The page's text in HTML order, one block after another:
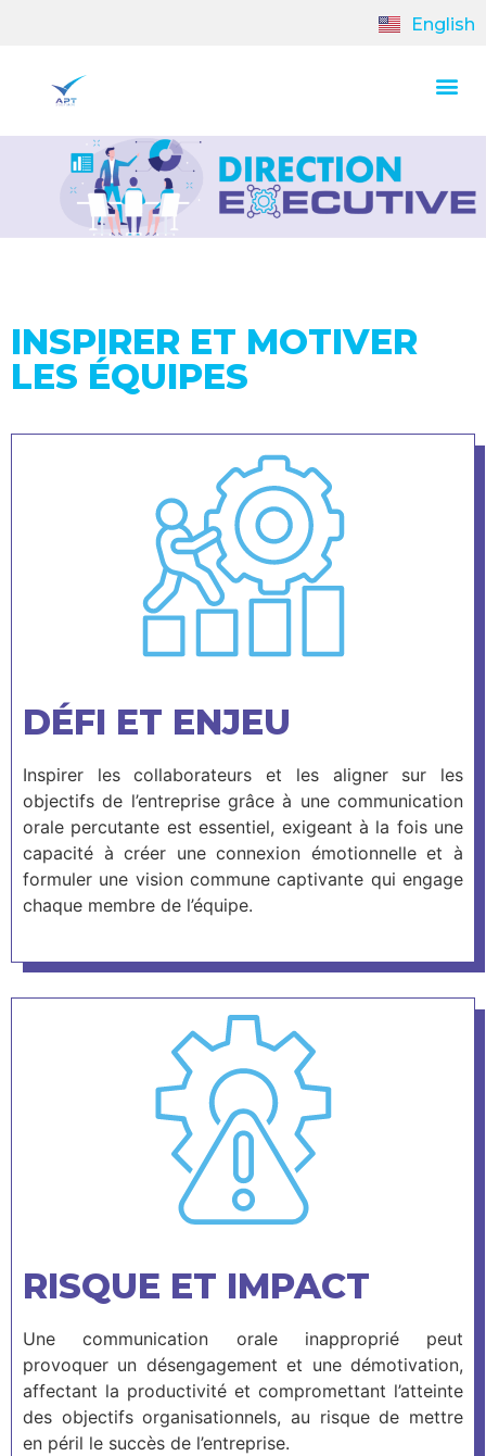
English
INSPIRER ET MOTIVER
LES ÉQUIPES
DÉFI ET ENJEU
Inspirer les collaborateurs et les aligner sur les
objectifs de l’entreprise grâce à une communication
orale percutante est essentiel, exigeant à la fois une
capacité à créer une connexion émotionnelle et à
formuler une vision commune captivante qui engage
chaque membre de l’équipe.
RISQUE ET IMPACT
Une communication orale inapproprié peut
provoquer un désengagement et une démotivation,
affectant la productivité et compromettant l’atteinte
des objectifs organisationnels, au risque de mettre
en péril le succès de l’entreprise.